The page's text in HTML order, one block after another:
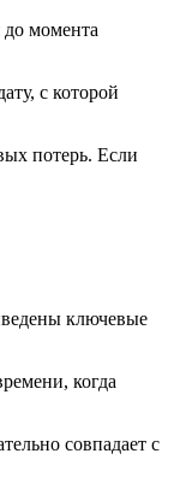
до момента
с которой
потерь. Если
ключевые
когда
совпадает с